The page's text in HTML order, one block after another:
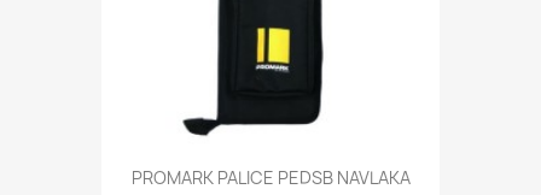
PROMARK PALICE PEDSB NAVLAKA